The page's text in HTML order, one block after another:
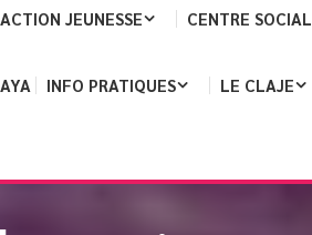
ACTION JEUNESSE CENTRE SOCIAL
INFO PRATIQUES LE CLAJE